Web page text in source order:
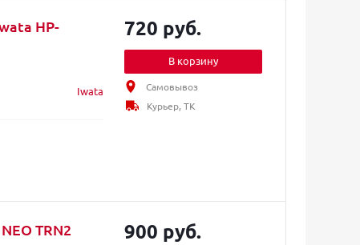
HP-
Iwata
720 руб.
В корзину
Самовывоз
Курьер, ТК
TRN2 900 руб.